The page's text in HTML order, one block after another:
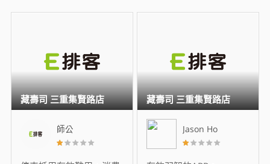
師公
藏壽司 三重集賢路店
Jason Ho
藏壽司 三重集賢路店